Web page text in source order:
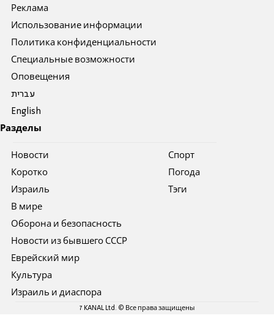
Реклама
Использование информации
Политика конфиденциальности
Специальные возможности
Оповещения
עברית
English
Разделы
Новости
Коротко
Израиль
В мире
Оборона и безопасность
Новости из бывшего СССР
Еврейский мир
Культура
Израиль и диаспора
Спорт
Погода
Тэги
7 KANAL Ltd. © Все права защищены